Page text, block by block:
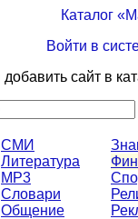
Каталог
Войти в
сайт в
СМИ
Литература
MP3
Словари
Общение